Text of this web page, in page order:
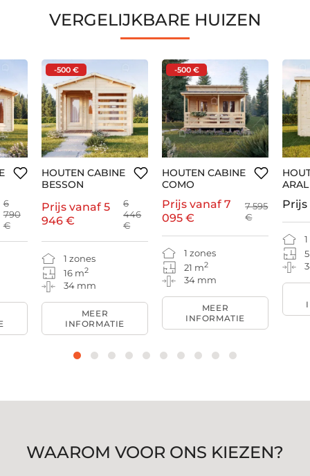
VERGELIJKBARE HUIZEN
6
790
€
-500 €
HOUTEN CABINE
BESSON
1 zones
16 m2
34 mm
Prijs vanaf 5
946 €
6
446
€
MEER
INFORMATIE
-500 €
HOUTEN CABINE
COMO
1 zones
21 m2
34 mm
Prijs vanaf 7
095 €
7 595
€
MEER
INFORMATIE
ARAL
WAAROM VOOR ONS KIEZEN?